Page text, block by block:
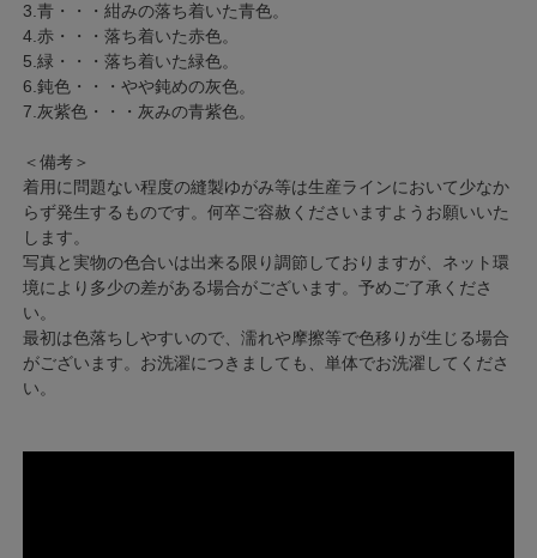
3.青・・・紺みの落ち着いた青色。
4.赤・・・落ち着いた赤色。
5.緑・・・落ち着いた緑色。
6.鈍色・・・やや鈍めの灰色。
7.灰紫色・・・灰みの青紫色。
＜備考＞
着用に問題ない程度の縫製ゆがみ等は生産ラインにおいて少なか
らず発生するものです。何卒ご容赦くださいますようお願いいた
します。
写真と実物の色合いは出来る限り調節しておりますが、ネット環
境により多少の差がある場合がございます。予めご了承くださ
い。
最初は色落ちしやすいので、濡れや摩擦等で色移りが生じる場合
がございます。お洗濯につきましても、単体でお洗濯してくださ
い。